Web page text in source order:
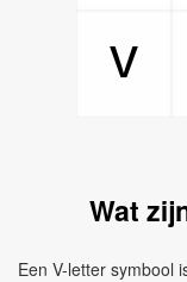
v
Wat
Een V-letter symbool